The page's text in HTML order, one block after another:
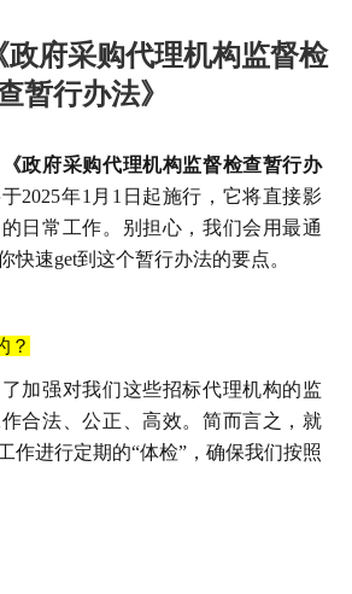
政府采购代理机构监督检
暂行办法》
《政府采购代理机构监督检查暂行办
2025年1 月 1 日起施行，它将直接影
日常工作。别担心，我们会用最通
快速get到这个暂行办法的要点。
？
加强对我们这些招标代理机构的监
合法、公正、高效。简而言之，就
作进行定期的“体检”，确保我们按照